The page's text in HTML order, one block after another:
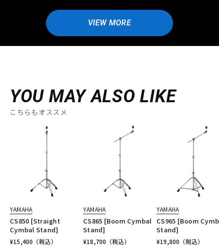
VIEW MORE
YOU MAY ALSO LIKE
こちらもオススメ
YAMAHA
CS850 [Straight
Cymbal Stand]
¥15,400 （税込）
YAMAHA
CS865 [Boom Cymbal
Stand]
¥18,700 （税込）
YAMAHA
CS965 [Boom
Stand]
¥19,800 （税込）